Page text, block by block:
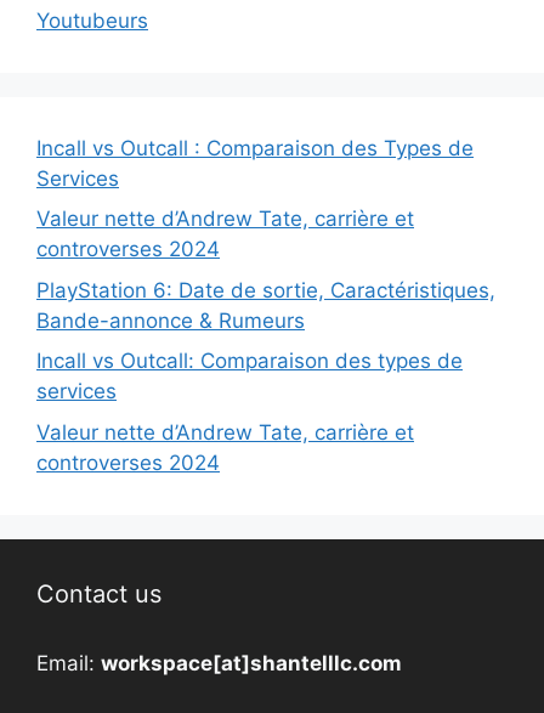
Youtubeurs
Incall vs Outcall : Comparaison des Types de
Services
Valeur nette d’Andrew Tate, carrière et
controverses 2024
PlayStation 6: Date de sortie, Caractéristiques,
Bande-annonce & Rumeurs
Incall vs Outcall: Comparaison des types de
services
Valeur nette d’Andrew Tate, carrière et
controverses 2024
Contact us
Email: workspace[at]shantelllc.com